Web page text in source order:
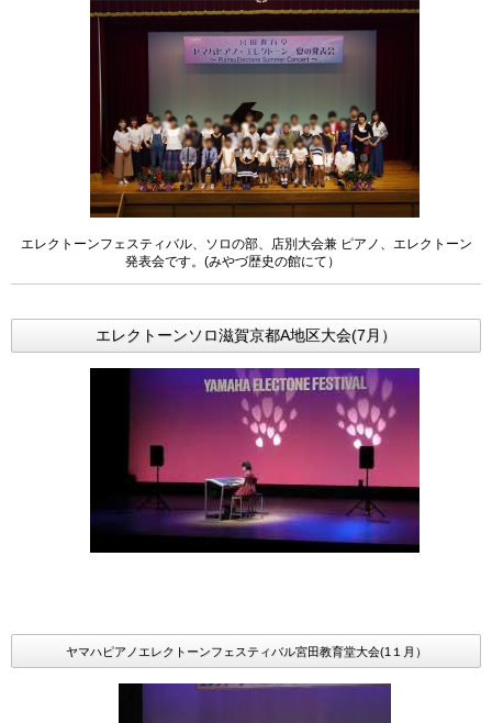
エレクトーンフェスティバル、ソロの部、店別大会兼 ピアノ、エレクトーン
発表会です。(みやづ歴史の館にて）
エレクトーンソロ滋賀京都A地区大会(7月）
ヤマハピアノエレクトーンフェスティバル宮田教育堂大会(1１月）